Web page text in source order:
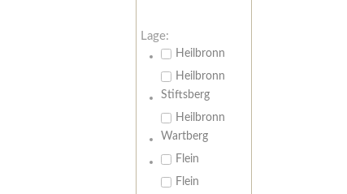
Lage:
Heilbronn
Heilbronn
Stiftsberg
Heilbronn
Wartberg
Flein
Flein